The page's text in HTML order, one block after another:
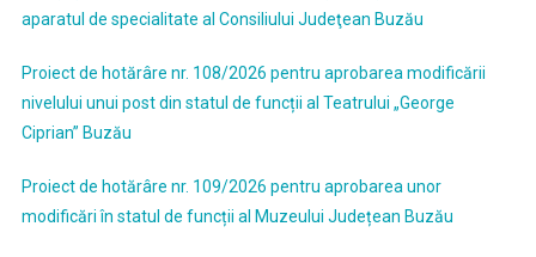
aparatul de specialitate al Consiliului Judeţean Buzău
Proiect de hotărâre nr. 108/2026 pentru aprobarea modificării
nivelului unui post din statul de funcții al Teatrului „George
Ciprian” Buzău
Proiect de hotărâre nr. 109/2026 pentru aprobarea unor
modificări în statul de funcții al Muzeului Județean Buzău